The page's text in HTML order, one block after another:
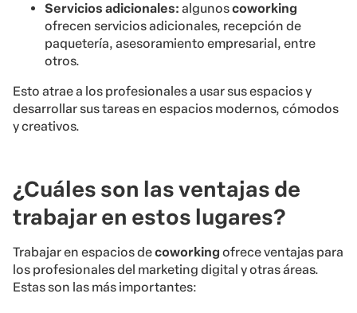
Servicios adicionales: algunoscoworking
ofrecen servicios adicionales, recepción de
paquetería, asesoramiento empresarial, entre
otros.
Esto atrae a los profesionales a usar sus espacios y
desarrollar sus tareas en espacios modernos, cómodos
y creativos.
¿Cuáles son las ventajas de
trabajar en estos lugares?
Trabajar en espacios decoworking ofrece ventajas para
los profesionales del marketing digital y otras áreas.
Estas son las más importantes: